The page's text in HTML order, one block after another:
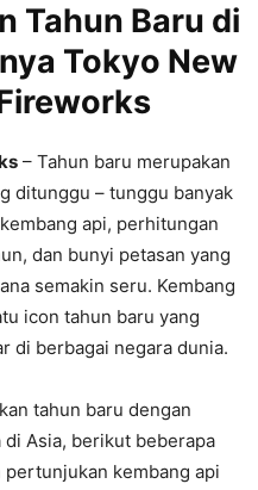
Tahun Baru di
Tokyo New
– Tahun baru merupakan
ditunggu – tunggu banyak
api, perhitungan
dan bunyi petasan yang
semakin seru. Kembang
icon tahun baru yang
di berbagai negara dunia.
tahun baru dengan
Asia, berikut beberapa
pertunjukan kembang api